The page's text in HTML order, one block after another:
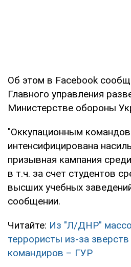
Об этом в Facebook
Главного управления
Министерстве обороны
"Оккупационным
интенсифицирована
призывная кампания
в т.ч. за счет студентов
высших учебных
сообщении.
Читайте: Из "Л/ДНР"
террористы из-за зверств
командиров – ГУР